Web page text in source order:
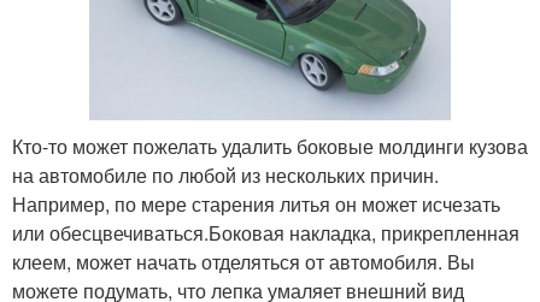
Кто-то может пожелать удалить боковые молдинги кузова
на автомобиле по любой из нескольких причин.
Например, по мере старения литья он может исчезать
или обесцвечиваться.Боковая накладка, прикрепленная
клеем, может начать отделяться от автомобиля. Вы
можете подумать, что лепка умаляет внешний вид